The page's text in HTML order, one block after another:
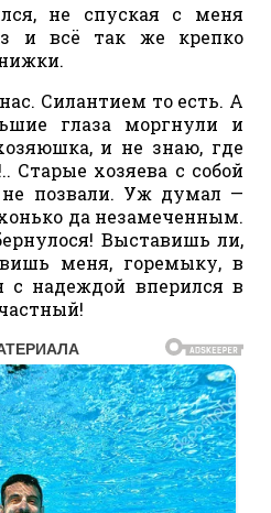
не спуская с меня
и всё так же крепко
Силантием то есть. А
глаза моргнули и
и не знаю, где
Старые хозяева с собой
позвали. Уж думал —
да незамеченным.
Выставишь ли,
меня, горемыку, в
надеждой вперился в